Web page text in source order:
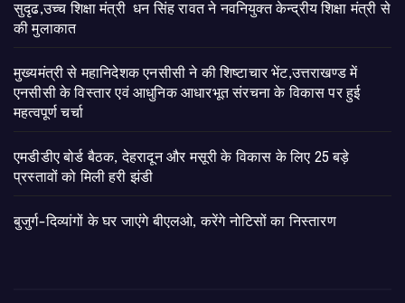
सुदृढ,उच्च शिक्षा मंत्री धन सिंह रावत ने नवनियुक्त केन्द्रीय शिक्षा मंत्री से
की मुलाकात
मुख्यमंत्री से महानिदेशक एनसीसी ने की शिष्टाचार भेंट,उत्तराखण्ड में
एनसीसी के विस्तार एवं आधुनिक आधारभूत संरचना के विकास पर हुई
महत्वपूर्ण चर्चा
एमडीडीए बोर्ड बैठक, देहरादून और मसूरी के विकास के लिए 25 बड़े
प्रस्तावों को मिली हरी झंडी
बुजुर्ग-दिव्यांगों के घर जाएंगे बीएलओ, करेंगे नोटिसों का निस्तारण